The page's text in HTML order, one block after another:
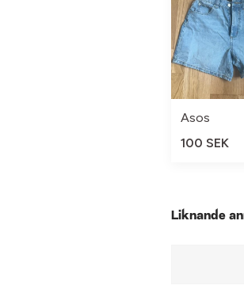
Asos
100 SEK
Liknande